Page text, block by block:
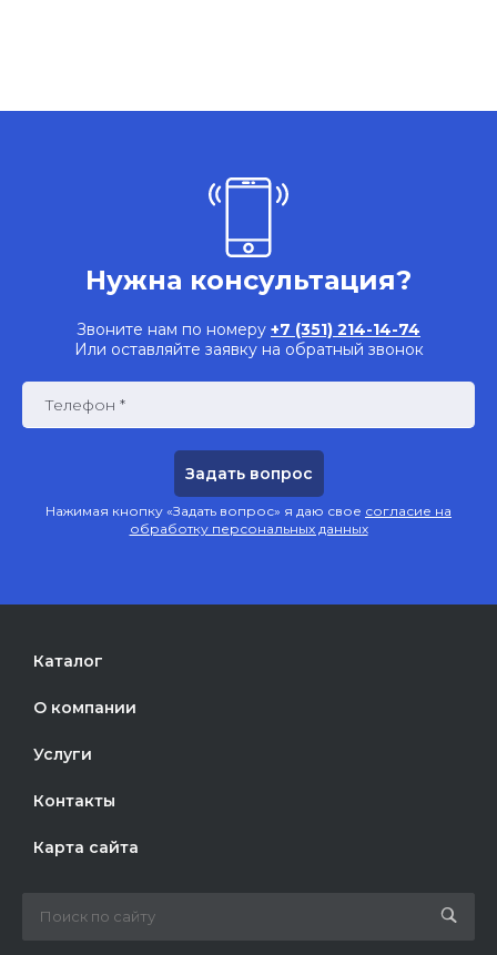
Нужна консультация?
Звоните нам по номеру +7 (351) 214-14-74
Или оставляйте заявку на обратный звонок
Телефон *
Нажимая кнопку «Задать вопрос» я даю свое согласие на
обработку персональных данных
Каталог
О компании
Услуги
Контакты
Карта сайта